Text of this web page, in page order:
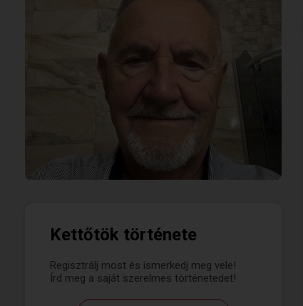
Kettőtök története
Regisztrálj most és ismerkedj meg vele!
Írd meg a saját szerelmes történetedet!